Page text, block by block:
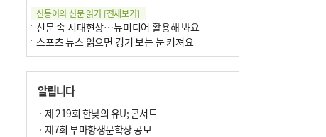
신통이의 신문 읽기 [전체보기]
신문 속 시대현상…뉴미디어 활용해 봐요
스포츠 뉴스 읽으면 경기 보는 눈 커져요
구·군 승진 축하화분 관행 없애자니 소상공인 울상
팩트체크[전체보기]
알립니다
· 제 219회 한낮의 유U; 콘서트
· 제7회 부마항쟁문학상 공모